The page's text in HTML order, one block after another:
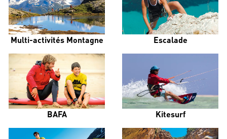
Multi-activités Montagne Escalade
BAFA Kitesurf